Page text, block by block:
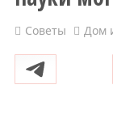
Советы Дом